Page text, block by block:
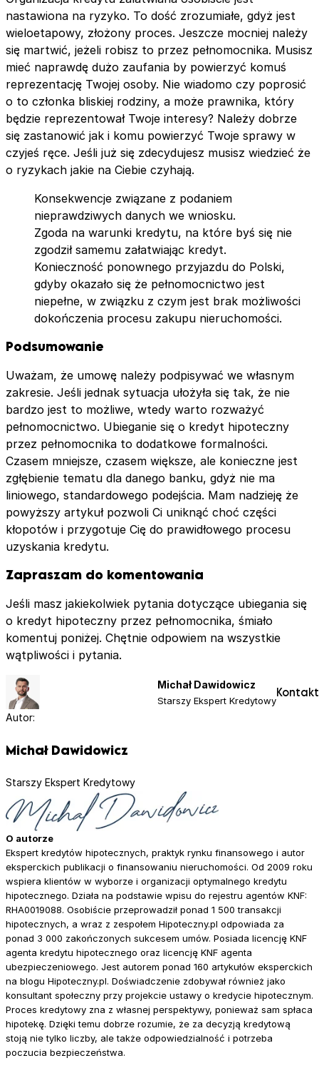
nastawiona na ryzyko. To dość zrozumiałe, gdyż jest
wieloetapowy, złożony proces. Jeszcze mocniej należy
się martwić, jeżeli robisz to przez pełnomocnika. Musisz
mieć naprawdę dużo zaufania by powierzyć komuś
reprezentację Twojej osoby. Nie wiadomo czy poprosić
o to członka bliskiej rodziny, a może prawnika, który
będzie reprezentował Twoje interesy? Należy dobrze
się zastanowić jak i komu powierzyć Twoje sprawy w
czyjeś ręce. Jeśli już się zdecydujesz musisz wiedzieć że
o ryzykach jakie na Ciebie czyhają.
Konsekwencje związane z podaniem
nieprawdziwych danych we wniosku.
Zgoda na warunki kredytu, na które byś się nie
zgodził samemu załatwiając kredyt.
Konieczność ponownego przyjazdu do Polski,
gdyby okazało się że pełnomocnictwo jest
niepełne, w związku z czym jest brak możliwości
dokończenia procesu zakupu nieruchomości.
Podsumowanie
Uważam, że umowę należy podpisywać we własnym
zakresie. Jeśli jednak sytuacja ułożyła się tak, że nie
bardzo jest to możliwe, wtedy warto rozważyć
pełnomocnictwo. Ubieganie się o kredyt hipoteczny
przez pełnomocnika to dodatkowe formalności.
Czasem mniejsze, czasem większe, ale konieczne jest
zgłębienie tematu dla danego banku, gdyż nie ma
liniowego, standardowego podejścia. Mam nadzieję że
powyższy artykuł pozwoli Ci uniknąć choć części
kłopotów i przygotuje Cię do prawidłowego procesu
uzyskania kredytu.
Zapraszam do komentowania
Jeśli masz jakiekolwiek pytania dotyczące ubiegania się
o kredyt hipoteczny przez pełnomocnika, śmiało
komentuj poniżej. Chętnie odpowiem na wszystkie
wątpliwości i pytania.
Michał Dawidowicz
Starszy Ekspert Kredytowy
Kontakt
Autor:
Michał Dawidowicz
Starszy Ekspert Kredytowy
O autorze
Ekspert kredytów hipotecznych, praktyk rynku finansowego i autor
eksperckich publikacji o finansowaniu nieruchomości. Od 2009 roku
wspiera klientów w wyborze i organizacji optymalnego kredytu
hipotecznego. Działa na podstawie wpisu do rejestru agentów KNF:
RHA0019088. Osobiście przeprowadził ponad 1 500 transakcji
hipotecznych, a wraz z zespołem Hipoteczny.pl odpowiada za
ponad 3 000 zakończonych sukcesem umów. Posiada licencję KNF
agenta kredytu hipotecznego oraz licencję KNF agenta
ubezpieczeniowego. Jest autorem ponad 160 artykułów eksperckich
na blogu Hipoteczny.pl. Doświadczenie zdobywał również jako
konsultant społeczny przy projekcie ustawy o kredycie hipotecznym.
Proces kredytowy zna z własnej perspektywy, ponieważ sam spłaca
hipotekę. Dzięki temu dobrze rozumie, że za decyzją kredytową
stoją nie tylko liczby, ale także odpowiedzialność i potrzeba
poczucia bezpieczeństwa.